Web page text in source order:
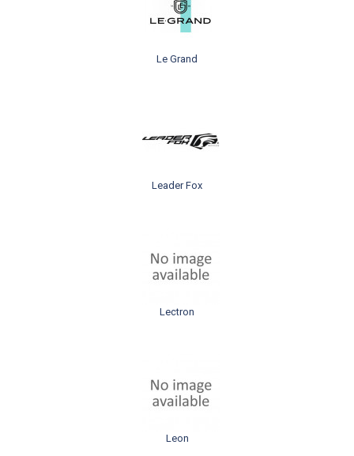
Le Grand
Leader Fox
Lectron
Leon